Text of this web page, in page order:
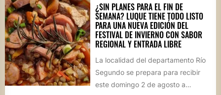
¿SIN PLANES PARA EL FIN DE
SEMANA? LUQUE TIENE TODO LISTO
PARA UNA NUEVA EDICIÓN DEL
FESTIVAL DE INVIERNO CON SABOR
REGIONAL Y ENTRADA LIBRE
La localidad del departamento Río
Segundo se prepara para recibir
este domingo 2 de agosto a